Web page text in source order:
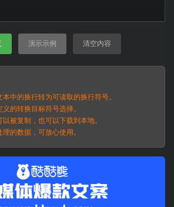
演示示例 清空内容
中的换行转为可读取的换行符号。
的转换目标符号选择。
被复制，也可以下载到本地。
的数据，可放心使用。